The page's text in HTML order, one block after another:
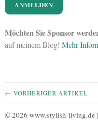
Möchten Sie Sponsor
auf meinem Blog! Mehr
← VORHERIGER ARTIKEL
© 2026 www.stylish-living.de |